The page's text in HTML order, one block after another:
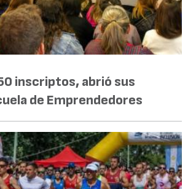
inscriptos, abrió sus
de Emprendedores